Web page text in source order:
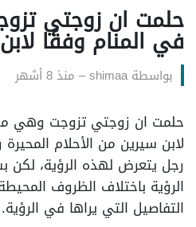
حلمت ان زوجتي
في المنام وفقًا
بواسطةshimaa
– منذ 8 أشهر
حلمت ان زوجتي تزوجت وهي
لابن سيرين من الأحلام
رجل يتعرض لهذه الرؤية،
الرؤية باختلاف الظروف
التفاصيل التي يراها في الرؤية.